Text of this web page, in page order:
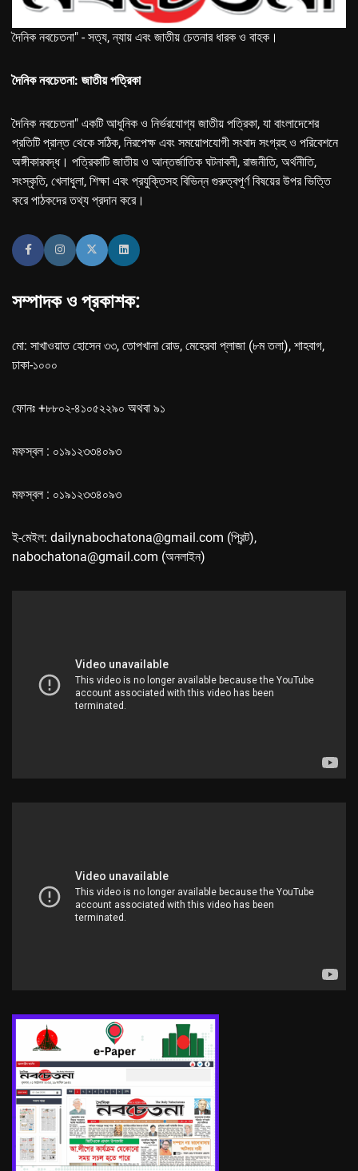
দৈনিক নবচেতনা" - সত্য, ন্যায় এবং জাতীয় চেতনার ধারক ও বাহক।
দৈনিক নবচেতনা: জাতীয় পত্রিকা
দৈনিক নবচেতনা" একটি আধুনিক ও নির্ভরযোগ্য জাতীয় পত্রিকা, যা বাংলাদেশের
প্রতিটি প্রান্ত থেকে সঠিক, নিরপেক্ষ এবং সময়োপযোগী সংবাদ সংগ্রহ ও পরিবেশনে
অঙ্গীকারবদ্ধ। পত্রিকাটি জাতীয় ও আন্তর্জাতিক ঘটনাবলী, রাজনীতি, অর্থনীতি,
সংস্কৃতি, খেলাধুলা, শিক্ষা এবং প্রযুক্তিসহ বিভিন্ন গুরুত্বপূর্ণ বিষয়ের উপর ভিত্তি
করে পাঠকদের তথ্য প্রদান করে।
সম্পাদক ও প্রকাশক:
মো: সাখাওয়াত হোসেন ৩৩, তোপখানা রোড, মেহেরবা প্লাজা (৮ম তলা), শাহবাগ,
ঢাকা-১০০০
ফোনঃ +৮৮০২-৪১০৫২২৯০ অথবা ৯১
মফস্বল : ০১৯১২৩৩৪০৯৩
মফস্বল : ০১৯১২৩৩৪০৯৩
ই-মেইল: dailynabochatona@gmail.com (প্রিন্ট),
nabochatona@gmail.com (অনলাইন)